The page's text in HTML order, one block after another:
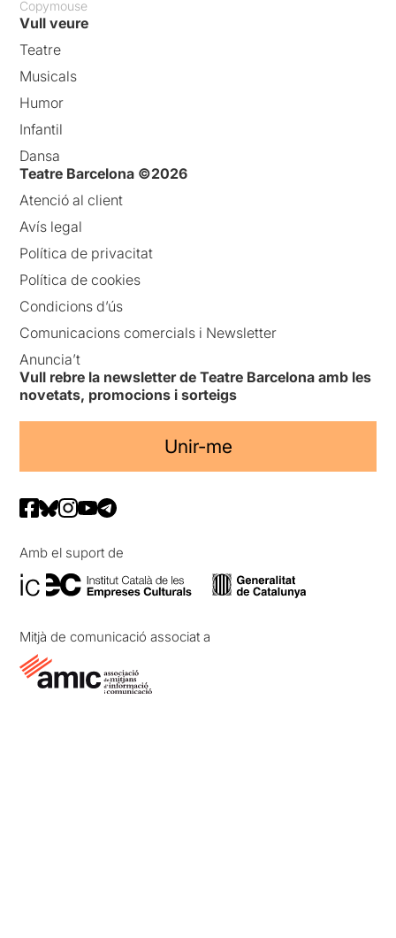
Copymouse
Vull veure
Teatre
Musicals
Humor
Infantil
Dansa
Teatre Barcelona ©2026
Atenció al client
Avís legal
Política de privacitat
Política de cookies
Condicions d’ús
Comunicacions comercials i Newsletter
Anuncia’t
Vull rebre la newsletter de Teatre Barcelona amb les
novetats, promocions i sorteigs
Unir-me
Amb el suport de
Mitjà de comunicació associat a